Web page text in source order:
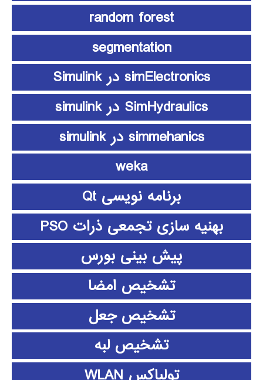
random forest
segmentation
simElectronics در Simulink
SimHydraulics در simulink
simmehanics در simulink
weka
برنامه نویسی Qt
بهنیه سازی تجمعی ذرات PSO
پیش بینی بورس
تشخیص امضا
تشخیص جعل
تشخیص لبه
تولباکس WLAN